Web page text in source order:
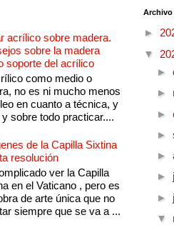
acrílico sobre madera.
sobre la madera
soporte del acrílico
como medio o
no es ni mucho menos
en cuanto a técnica, y
sobre todo practicar....
de la Capilla Sixtina
resolución
ver la Capilla
en el Vaticano , pero es
de arte única que no
siempre que se va a ...
►
▼
►
►
►
►
►
►
►
▼